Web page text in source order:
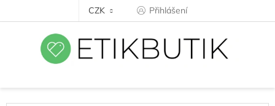
CZK Přihlášení